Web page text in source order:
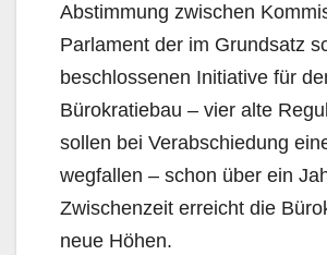
Abstimmung zwischen
Parlament der im Grundsatz
beschlossenen Initiative für
Bürokratiebau – vier alte
sollen bei Verabschiedung
wegfallen – schon über ein
Zwischenzeit erreicht die
neue Höhen.